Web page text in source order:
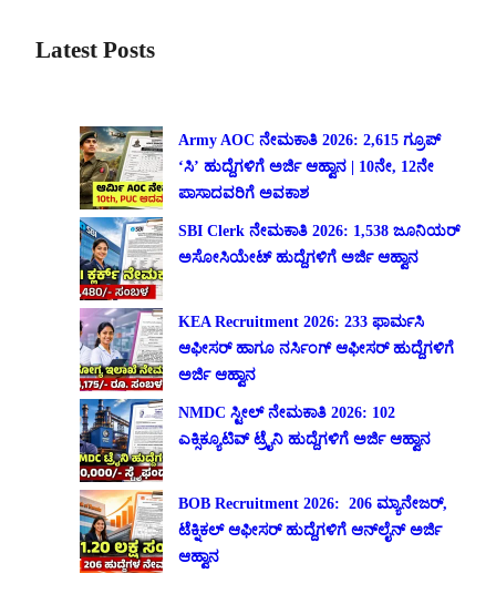
Latest Posts
Army AOC ನೇಮಕಾತಿ 2026: 2,615 ಗ್ರೂಪ್
‘ಸಿ’ ಹುದ್ದೆಗಳಿಗೆ ಅರ್ಜಿ ಆಹ್ವಾನ | 10ನೇ, 12ನೇ
ಪಾಸಾದವರಿಗೆ ಅವಕಾಶ
SBI Clerk ನೇಮಕಾತಿ 2026: 1,538 ಜೂನಿಯರ್
ಅಸೋಸಿಯೇಟ್ ಹುದ್ದೆಗಳಿಗೆ ಅರ್ಜಿ ಆಹ್ವಾನ
KEA Recruitment 2026: 233 ಫಾರ್ಮಸಿ
ಆಫೀಸರ್ ಹಾಗೂ ನರ್ಸಿಂಗ್ ಆಫೀಸರ್ ಹುದ್ದೆಗಳಿಗೆ
ಅರ್ಜಿ ಆಹ್ವಾನ
NMDC ಸ್ಟೀಲ್ ನೇಮಕಾತಿ 2026: 102
ಎಕ್ಸಿಕ್ಯೂಟಿವ್ ಟ್ರೈನಿ ಹುದ್ದೆಗಳಿಗೆ ಅರ್ಜಿ ಆಹ್ವಾನ
BOB Recruitment 2026: 206 ಮ್ಯಾನೇಜರ್,
ಟೆಕ್ನಿಕಲ್ ಆಫೀಸರ್ ಹುದ್ದೆಗಳಿಗೆ ಆನ್‌ಲೈನ್ ಅರ್ಜಿ
ಆಹ್ವಾನ